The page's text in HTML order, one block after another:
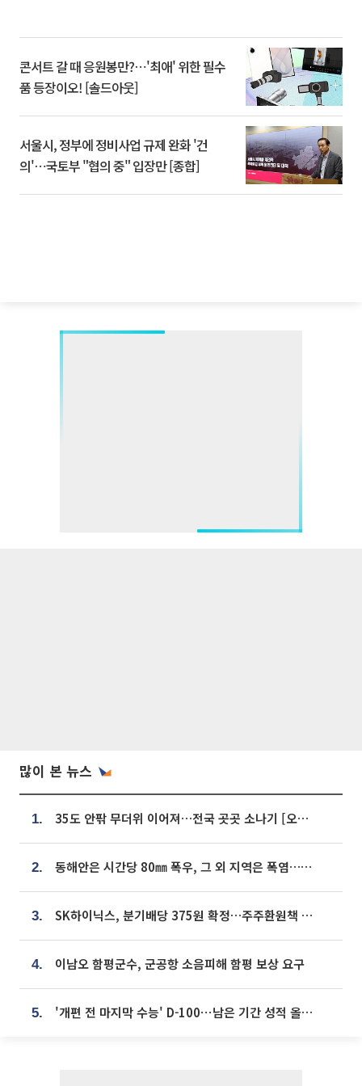
콘서트 갈 때 응원봉만?⋯'최애' 위한 필수
품 등장이오! [솔드아웃]
서울시, 정부에 정비사업 규제 완화 '건
의'⋯국토부 "협의 중" 입장만 [종합]
많이 본 뉴스
1. 35도 안팎 무더위 이어져…전국 곳곳 소나기 [오늘 날씨]
2. 동해안은 시간당 80㎜ 폭우, 그 외 지역은 폭염…‘극과 극 날씨’
3. SK하이닉스, 분기배당 375원 확정…주주환원책 9월로 앞당겨 발표
4. 이남오 함평군수, 군공항 소음피해 함평 보상 요구
5. '개편 전 마지막 수능' D-100⋯남은 기간 성적 올릴 전략은